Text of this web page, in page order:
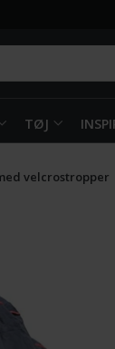
TØJ
velcrostropper